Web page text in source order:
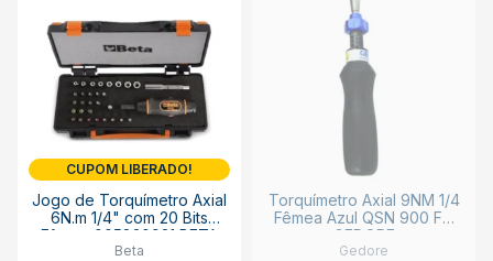
CUPOM LIBERADO!
Jogo de Torquímetro Axial
6N.m 1/4" com 20 Bits
Fêmea 005830931 BETA
Beta
Torquímetro Axial 9NM 1/4
Fêmea Azul QSN 900 FH
GEDORE
Gedore